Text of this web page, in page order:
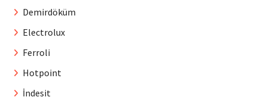
Demirdöküm
Electrolux
Ferroli
Hotpoint
İndesit